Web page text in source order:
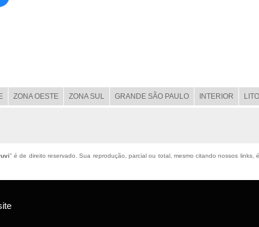
ZONA OESTE ZONA SUL GRANDE SÃO PAULO INTERIOR
" é de direito reservado. Sua reprodução, parcial ou total, mesmo citando nossos